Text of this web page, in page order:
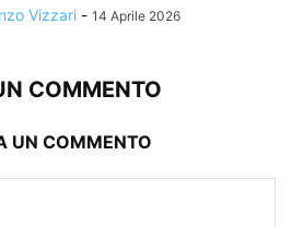
Vizzari - 14 Aprile 2026
COMMENTO
UN COMMENTO